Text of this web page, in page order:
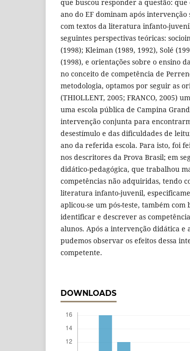
que buscou responder a questão:
ano do EF dominam após
com textos da literatura infanto-
seguintes perspectivas teóricas:
(1998); Kleiman (1989, 1992), Solé
(1998), e orientações sobre o ensino
no conceito de competência de
metodologia, optamos por seguir as
(THIOLLENT, 2005; FRANCO, 2005)
uma escola pública de Campina
intervenção conjunta para
desestímulo e das dificuldades de
ano da referida escola. Para isto, foi
nos descritores da Prova Brasil; em
didático-pedagógica, que trabalhou
competências não adquiridas, tendo
literatura infanto-juvenil,
aplicou-se um pós-teste, também com
identificar e descrever as
alunos. Após a intervenção didática e
pudemos observar os efeitos dessa
competente.
DOWNLOADS